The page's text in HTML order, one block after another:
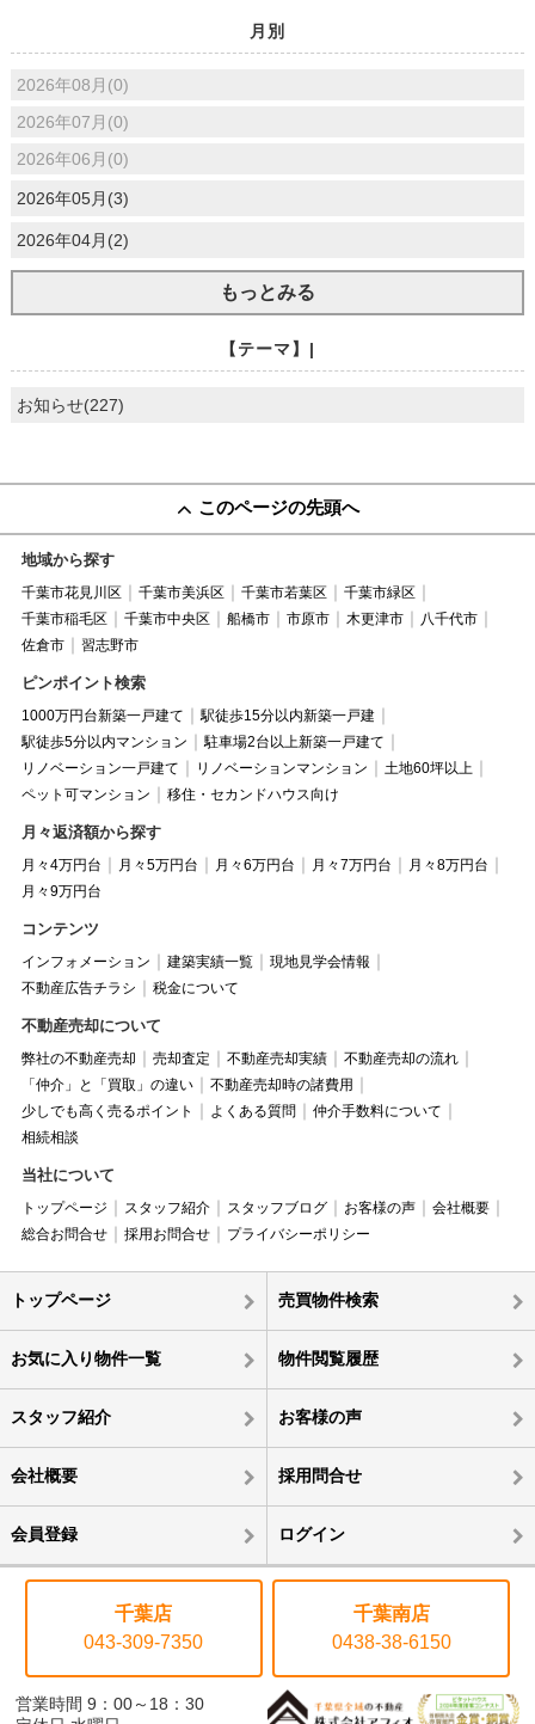
月別
2026年08月(0)
2026年07月(0)
2026年06月(0)
2026年05月(3)
2026年04月(2)
もっとみる
【テーマ】|
お知らせ(227)
このページの先頭へ
地域から探す
千葉市花見川区 千葉市美浜区 千葉市若葉区
千葉市緑区
千葉市稲毛区
千葉市中央区 船橋市 市原市 木更津市
八千代市
佐倉市
習志野市
ピンポイント検索
1000万円台新築一戸建て
駅徒歩15分以内新築一戸建
駅徒歩5分以内マンション
駐車場2台以上新築一戸建て
リノベーション一戸建て
リノベーションマンション
土地60坪以上
ペット可マンション
移住・セカンドハウス向け
月々返済額から探す
月々4万円台 月々5万円台 月々6万円台 月々7万円台
月々8万円台
月々9万円台
コンテンツ
インフォメーション 建築実績一覧
現地見学会情報
不動産広告チラシ
税金について
不動産売却について
弊社の不動産売却 売却査定 不動産売却実績
不動産売却の流れ
「仲介」と「買取」の違い
不動産売却時の諸費用
少しでも高く売るポイント
よくある質問
仲介手数料について
相続相談
当社について
トップページ スタッフ紹介 スタッフブログ お客様の声
会社概要
総合お問合せ
採用お問合せ プライバシーポリシー
トップページ 売買物件検索
お気に入り物件一覧 物件閲覧履歴
スタッフ紹介 お客様の声
会社概要 採用問合せ
会員登録 ログイン
千葉店
043-309-7350
千葉南店
0438-38-6150
営業時間 9：00～18：30